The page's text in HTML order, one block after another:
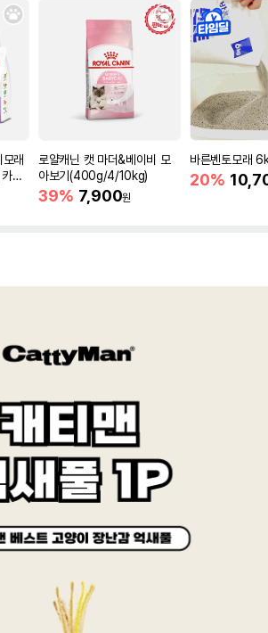
래
사
로얄캐닌 캣 마더&베이비 모
아보기(400g/4/10kg)
39% 7,900원
바른벤토모래
20%